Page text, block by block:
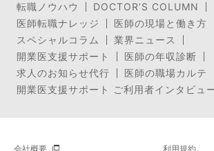
転職ノウハウ
DOCTOR’S COLUMN
医師転職ナレッジ
医師の現場と働き方
スペシャルコラム
業界ニュース
開業医支援サポート
医師の年収診断
求人のお知らせ代行
医師の職場カルテ
開業医支援サポート ご利用者インタビュ
会社概要 利用規約